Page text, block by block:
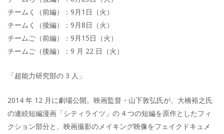
チームく（前編）：9月1日（火）
チームく（後編）：9月8日（火）
チームご（前編）：9月15日（火）
チームご（後編）：9 月 22 日（火）
「超能力研究部の 3 人」
2014 年 12 月に劇場公開。映画監督・山下敦弘氏が、大橋裕之氏
の連続短編漫画「シティライツ」の 4 つの短編を原作としたフィ
クション部分と、映画撮影のメイキング映像をフェイクドキュメ